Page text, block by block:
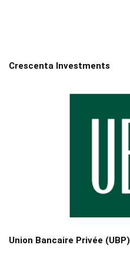
Crescenta Investments
Union Bancaire Privée (UBP)